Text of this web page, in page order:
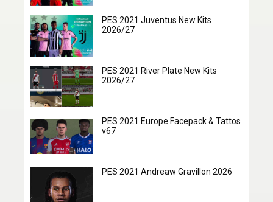
PES 2021 Juventus New Kits
2026/27
PES 2021 River Plate New Kits
2026/27
PES 2021 Europe Facepack & Tattos
v67
PES 2021 Andreaw Gravillon 2026